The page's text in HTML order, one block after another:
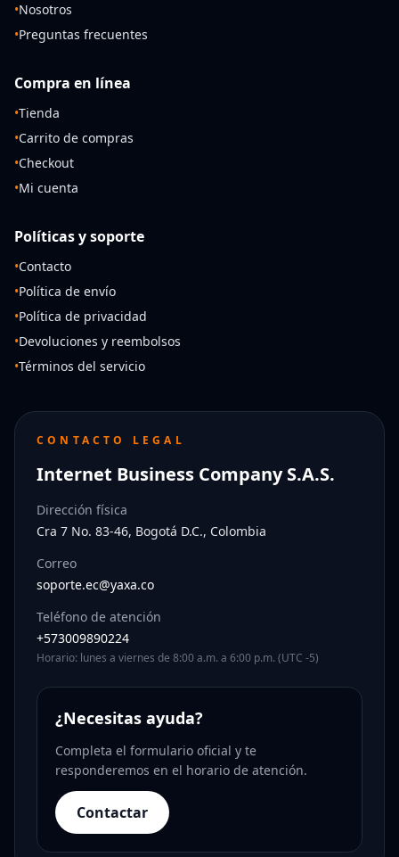
•Nosotros
•Preguntas frecuentes
Compra en línea
•Tienda
•Carrito de compras
•Checkout
•Mi cuenta
Políticas y soporte
•Contacto
•Política de envío
•Política de privacidad
•Devoluciones y reembolsos
•Términos del servicio
CONTACTO LEGAL
Internet Business Company S.A.S.
Dirección física
Cra 7 No. 83-46, Bogotá D.C., Colombia
Correo
soporte.ec@yaxa.co
Teléfono de atención
+573009890224
Horario: lunes a viernes de 8:00 a.m. a 6:00 p.m. (UTC -5)
¿Necesitas ayuda?
Completa el formulario oficial y te
responderemos en el horario de atención.
Contactar